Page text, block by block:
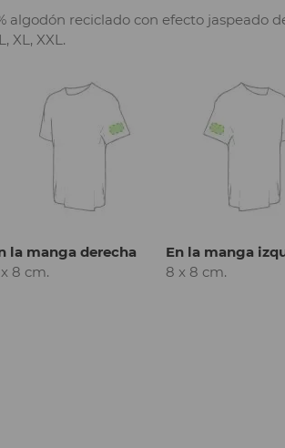
reciclado con efecto jaspeado
XL, XXL.
la manga derecha
8 cm.
En la manga
8 x 8 cm.